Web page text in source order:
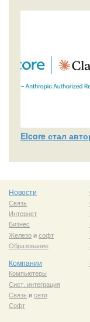
Elcore стал
Новости
Связь
Интернет
Бизнес
Железоисофт
Образование
Компании
Компьютеры
Сист. интеграция
Связь исети
Софт